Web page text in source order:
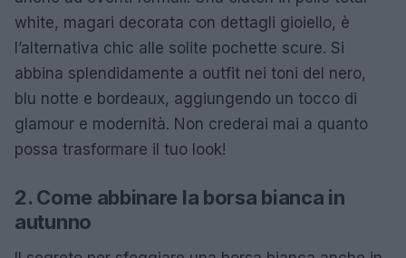
white, magari decorata con dettagli gioiello, è
l’alternativa chic alle solite pochette scure. Si
abbina splendidamente a outfit nei toni del nero,
blu notte e bordeaux, aggiungendo un tocco di
glamour e modernità. Non crederai mai a quanto
possa trasformare il tuo look!
2. Come abbinare la borsa bianca in
autunno